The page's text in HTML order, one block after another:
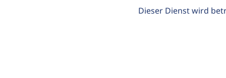
Dieser Dienst wird